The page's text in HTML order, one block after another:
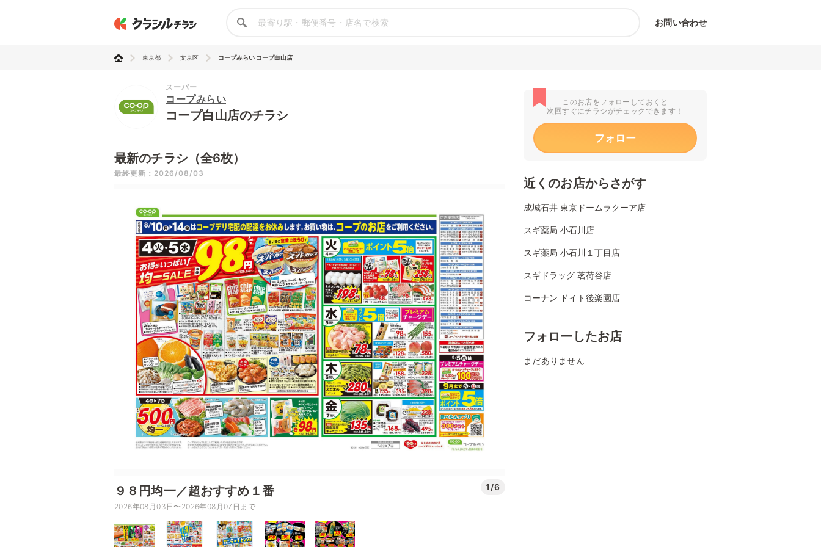
お問い合わせ
東京都 文京区 コープみらい コープ白山店
スーパー
コープみらい
コープ白山店のチラシ
最新のチラシ（全6枚）
最終更新：2026/08/03
９８円均一／超おすすめ１番 1/6
2026年08月03日〜2026年08月07日まで
このお店をフォローしておくと
次回すぐにチラシがチェックできます！
フォロー
近くのお店からさがす
成城石井 東京ドームラクーア店
スギ薬局 小石川店
スギ薬局 小石川１丁目店
スギドラッグ 茗荷谷店
コーナン ドイト後楽園店
フォローしたお店
まだありません